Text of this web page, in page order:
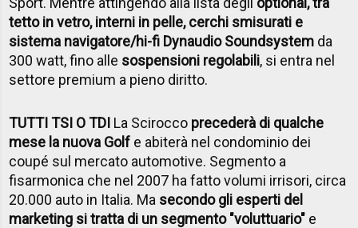
tetto in vetro, interni in pelle, cerchi smisurati e
sistema navigatore/hi-fi Dynaudio Soundsystem da
300 watt, fino alle sospensioni regolabili, si entra nel
settore premium a pieno diritto.
TUTTI TSI O TDI La Scirocco precederà di qualche
mese la nuova Golf e abiterà nel condominio dei
coupé sul mercato automotive. Segmento a
fisarmonica che nel 2007 ha fatto volumi irrisori, circa
20.000 auto in Italia. Ma secondo gli esperti del
marketing si tratta di un segmento "voluttuario" e